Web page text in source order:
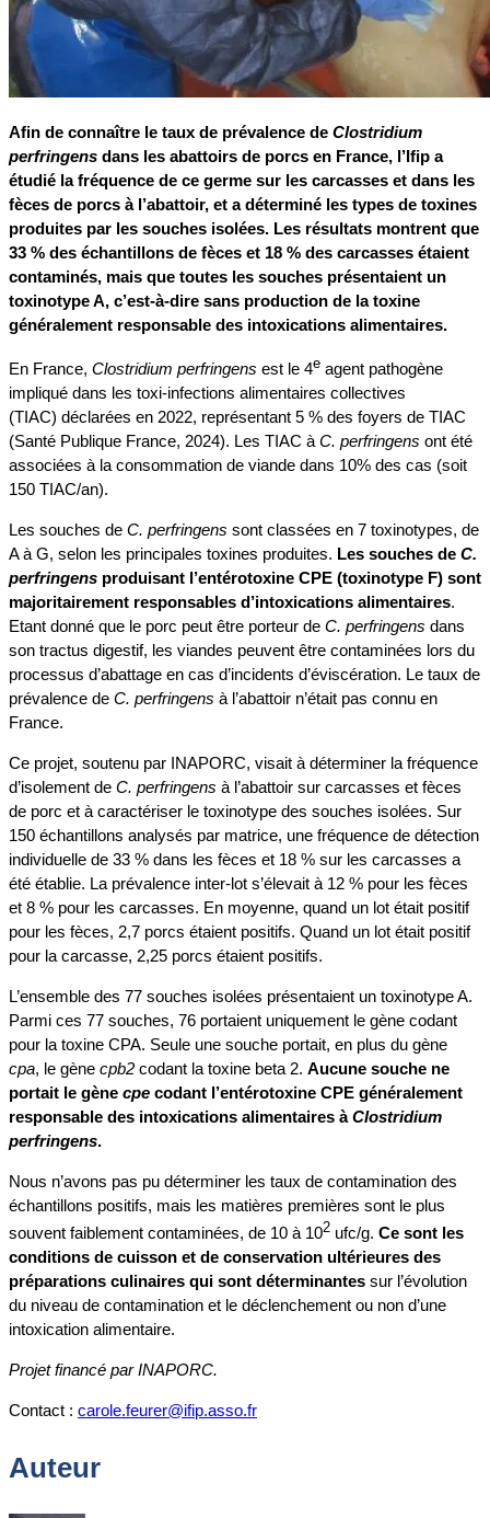
Afin de connaître le taux de prévalence de Clostridium
perfringens dans les abattoirs de porcs en France, l’Ifip a
étudié la fréquence de ce germe sur les carcasses et dans les
fèces de porcs à l’abattoir, et a déterminé les types de toxines
produites par les souches isolées. Les résultats montrent que
33 % des échantillons de fèces et 18 % des carcasses étaient
contaminés, mais que toutes les souches présentaient un
toxinotype A, c’est-à-dire sans production de la toxine
généralement responsable des intoxications alimentaires.
En France, Clostridium perfringens est le 4e agent pathogène
impliqué dans les toxi-infections alimentaires collectives
(TIAC) déclarées en 2022, représentant 5 % des foyers de TIAC
(Santé Publique France, 2024). Les TIAC à C. perfringens ont été
associées à la consommation de viande dans 10% des cas (soit
150 TIAC/an).
Les souches de C. perfringens sont classées en 7 toxinotypes, de
A à G, selon les principales toxines produites. Les souches de C.
perfringens produisant l’entérotoxine CPE (toxinotype F) sont
majoritairement responsables d’intoxications alimentaires.
Etant donné que le porc peut être porteur de C. perfringens dans
son tractus digestif, les viandes peuvent être contaminées lors du
processus d’abattage en cas d’incidents d’éviscération. Le taux de
prévalence de C. perfringens à l’abattoir n’était pas connu en
France.
Ce projet, soutenu par INAPORC, visait à déterminer la fréquence
d’isolement de C. perfringens à l’abattoir sur carcasses et fèces
de porc et à caractériser le toxinotype des souches isolées. Sur
150 échantillons analysés par matrice, une fréquence de détection
individuelle de 33 % dans les fèces et 18 % sur les carcasses a
été établie. La prévalence inter-lot s’élevait à 12 % pour les fèces
et 8 % pour les carcasses. En moyenne, quand un lot était positif
pour les fèces, 2,7 porcs étaient positifs. Quand un lot était positif
pour la carcasse, 2,25 porcs étaient positifs.
L’ensemble des 77 souches isolées présentaient un toxinotype A.
Parmi ces 77 souches, 76 portaient uniquement le gène codant
pour la toxine CPA. Seule une souche portait, en plus du gène
cpa, le gène cpb2 codant la toxine beta 2. Aucune souche ne
portait le gène cpe codant l’entérotoxine CPE généralement
responsable des intoxications alimentaires àClostridium
perfringens.
Nous n’avons pas pu déterminer les taux de contamination des
échantillons positifs, mais les matières premières sont le plus
souvent faiblement contaminées, de 10 à 102 ufc/g. Ce sont les
conditions de cuisson et de conservation ultérieures des
préparations culinaires qui sont déterminantes sur l’évolution
du niveau de contamination et le déclenchement ou non d’une
intoxication alimentaire.
Projet financé par INAPORC.
Contact : carole.feurer@ifip.asso.fr
Auteur